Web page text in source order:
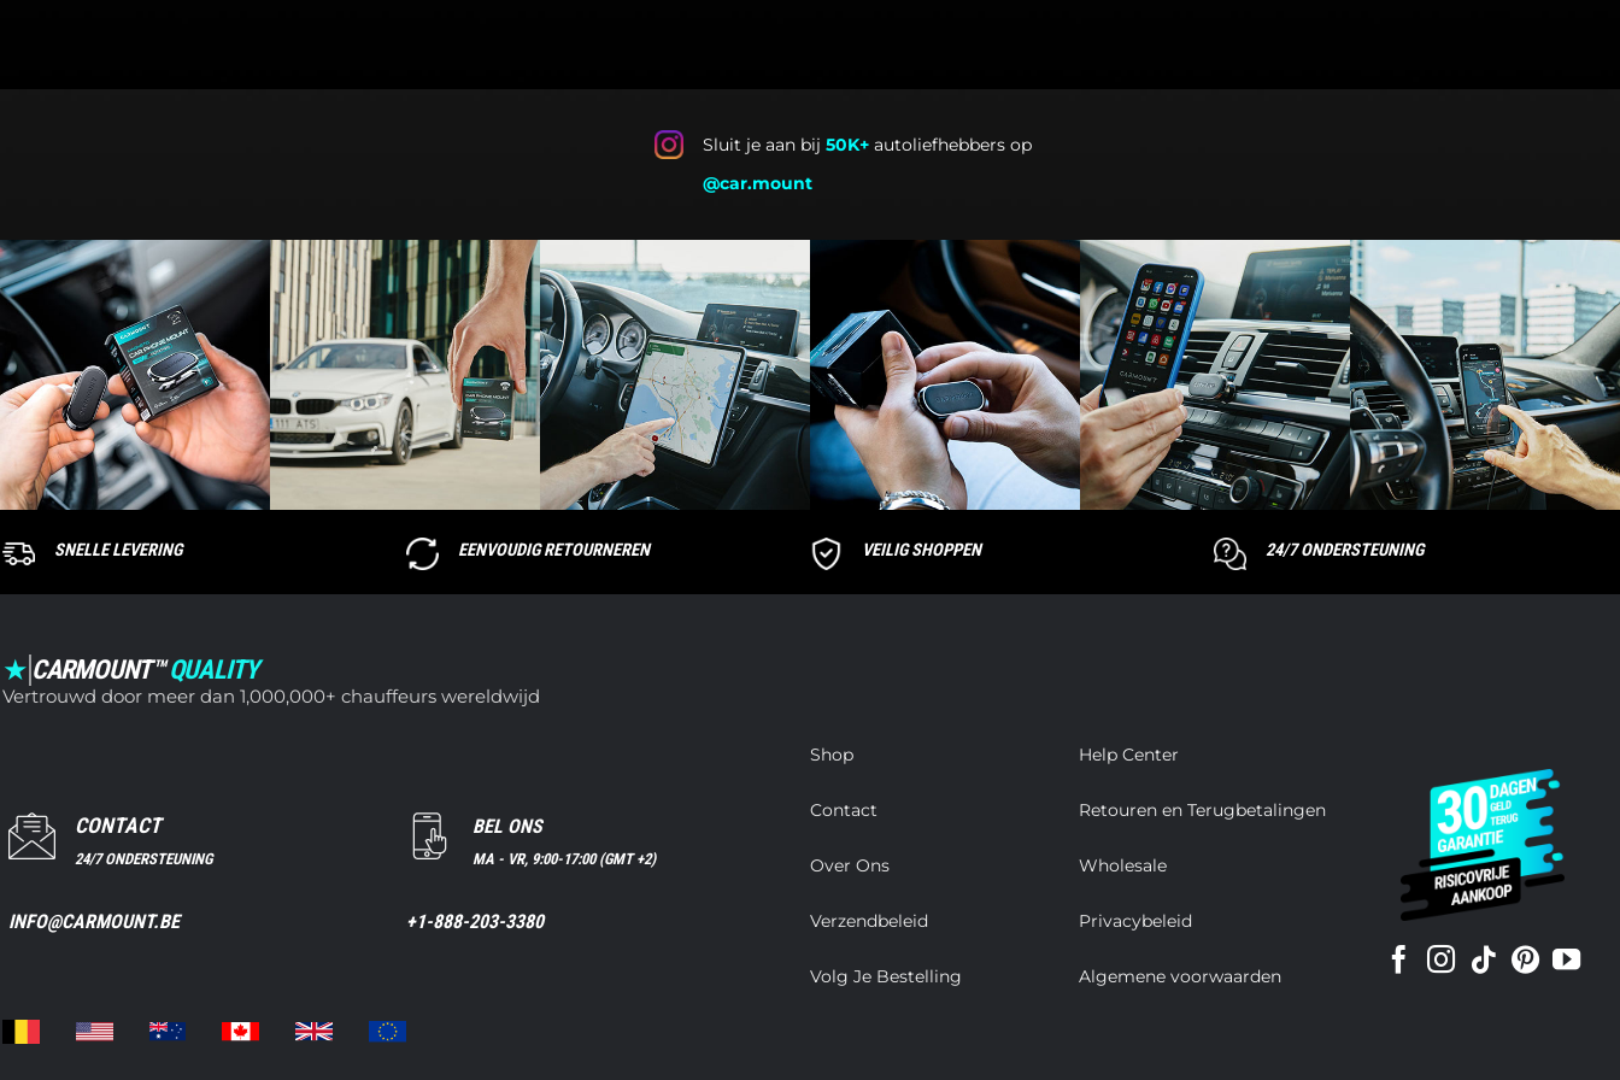
Sluit je aan bij 50K+ autoliefhebbers op
@car.mount
SNELLE LEVERING EENVOUDIG RETOURNEREN VEILIG SHOPPEN 24/7 ONDERSTEUNING
★ CARMOUNT™QUALITY
Vertrouwd door meer dan 1,000,000+ chauffeurs wereldwijd
CONTACT
24/7 ONDERSTEUNING
INFO@CARMOUNT.BE
BEL ONS
MA - VR, 9:00-17:00 (GMT +2)
+1-888-203-3380
Shop
Contact
Over Ons
Verzendbeleid
Volg Je Bestelling
Help Center
Retouren en Terugbetalingen
Wholesale
Privacybeleid
Algemene voorwaarden